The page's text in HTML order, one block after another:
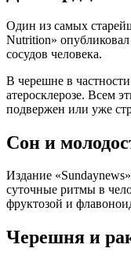
Один из самых
Nutrition»
сосудов человека.
В черешне в
атеросклерозе. Всем
подвержен или уже
Сон и
Издание
суточные ритмы в
фруктозой и
Черешня и